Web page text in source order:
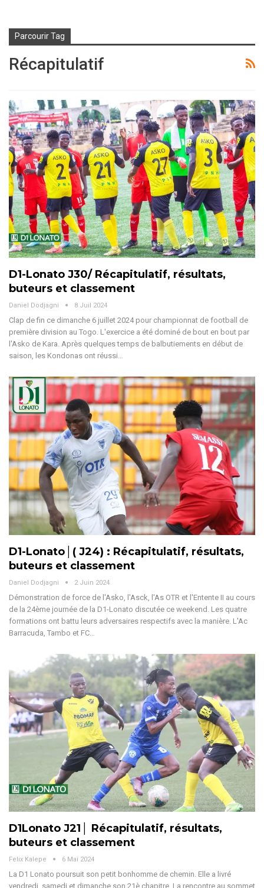
Parcourir Tag
Récapitulatif
D1-Lonato J30/ Récapitulatif, résultats,
buteurs et classement
Daniel Dodjagni 8 Juil 2024
Clap de fin ce dimanche 6 juillet 2024 pour championnat de football de
première division au Togo. L'exercice a été dominé de bout en bout par
l'Asko de Kara. Après quelques temps de balbutiements en début de
saison, les Kondonas ont réussi…
D1-Lonato│( J24) : Récapitulatif, résultats,
buteurs et classement
Daniel Dodjagni 2 Juin 2024
Démonstration de force de l'Asko, l'Asck, l'As OTR et l'Entente II au cours
de la 24ème journée de la D1-Lonato discutée ce weekend. Les quatre
formations ont battu leurs adversaires respectifs avec la manière. L'Ac
Barracuda, Tambo et FC
D1Lonato J21│ Récapitulatif, résultats,
buteurs et classement
Felix Kalepe 6 Mai 2024
La D1 Lonato poursuit son petit bonhomme de chemin. Elle a livré
vendredi, samedi et dimanche son 21è chapitre. La rencontre au sommet